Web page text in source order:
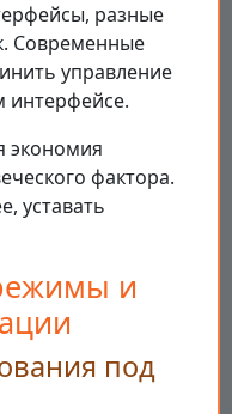
разные
Современные
управление
интерфейсе.
экономия
фактора.
уставать
и
под